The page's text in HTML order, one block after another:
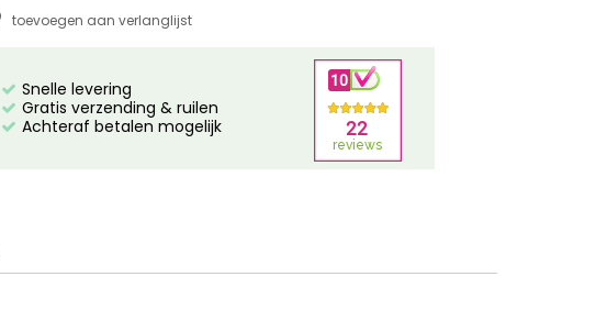
toevoegen aan verlanglijst
Snelle levering
Gratis verzending & ruilen
Achteraf betalen mogelijk